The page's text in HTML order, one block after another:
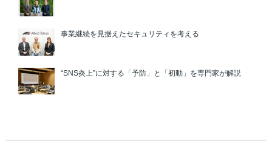
事業継続を見据えたセキュリティを考える
“SNS炎上”に対する「予防」と「初動」を専門家が解説